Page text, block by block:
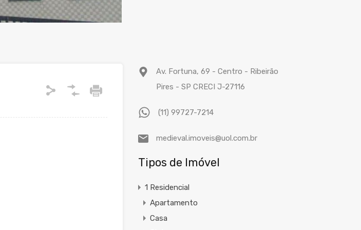
Av. Fortuna, 69 - Centro - Ribeirão
Pires - SP CRECI J-27116
(11) 99727-7214
medieval.imoveis@uol.com.br
Tipos de Imóvel
1 Residencial
Apartamento
Casa